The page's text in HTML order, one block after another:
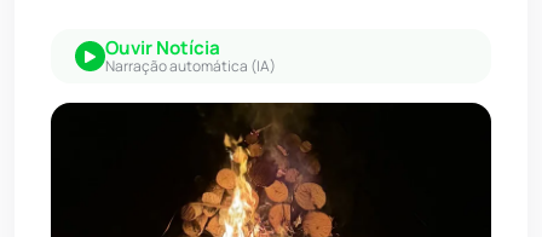
Ouvir Notícia
Narração automática (IA)